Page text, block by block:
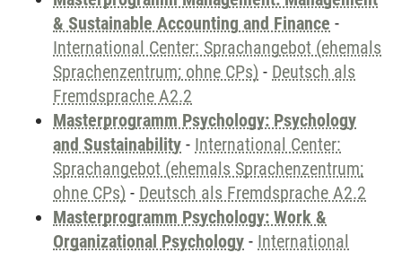
& Sustainable Accounting and Finance -
International Center: Sprachangebot (ehemals
Sprachenzentrum; ohne CPs) - Deutsch als
Fremdsprache A2.2
Masterprogramm Psychology: Psychology
and Sustainability - International Center:
Sprachangebot (ehemals Sprachenzentrum;
ohne CPs) - Deutsch als Fremdsprache A2.2
Masterprogramm Psychology: Work &
Organizational Psychology - International